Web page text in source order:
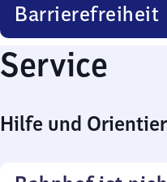
Barrierefreiheit
Service
Hilfe und